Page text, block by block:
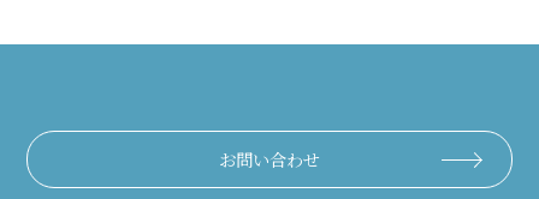
お問い合わせ